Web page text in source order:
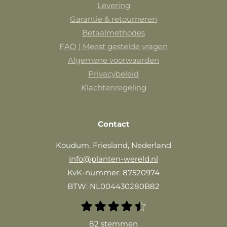
Levering
Garantie & retourneren
Betaalmethodes
FAQ | Meest gestelde vragen
Algemene voorwaarden
Privacybeleid
Klachtenregeling
Contact
Koudum, Friesland, Nederland
info@planten-wereld.nl
KvK-nummer: 87520974
BTW: NL004430280B82
1
2
s
3 4 5 S
82 stemmen